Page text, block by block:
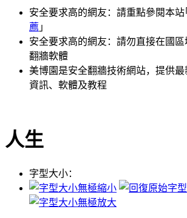
安全要求高的網友：請重點參閱本站｢
薦 ｣
安全要求高的網友：請勿直接在國
翻牆軟體
美博園是安全翻牆技術網站，提供
資訊、軟體及教程
人生
字型大小：